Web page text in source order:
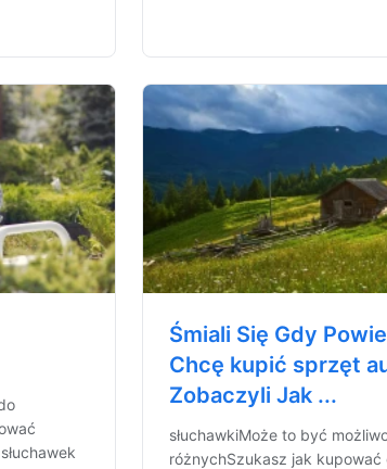
Śmiali Się Gdy
Chcę kupić sprzęt
Zobaczyli Jak ...
słuchawkiMoże to być
różnychSzukasz jak kupować